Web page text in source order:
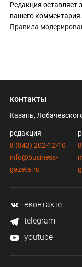
Редакция оставляет
вашего комментария.
Правила
контакты
Казань,
редакция
8 (843) 202-12-10
info@business-
gazeta.ru
вконтакте
telegram
youtube